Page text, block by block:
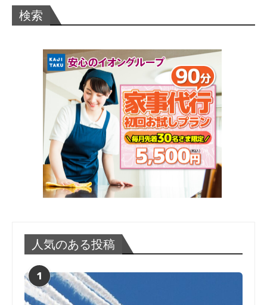
検索
人気のある投稿
1